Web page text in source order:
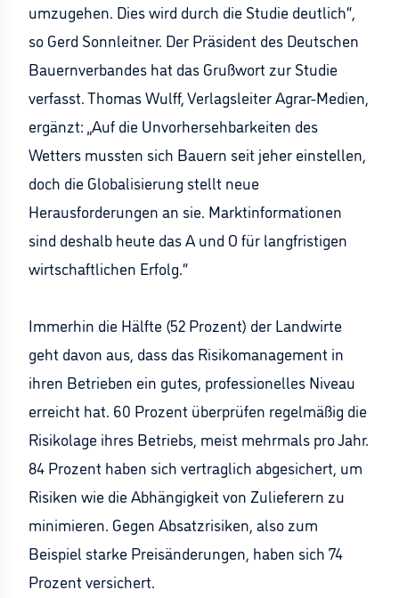
umzugehen. Dies wird durch die Studie deutlich“,
so Gerd Sonnleitner. Der Präsident des Deutschen
Bauernverbandes hat das Grußwort zur Studie
verfasst. Thomas Wulff, Verlagsleiter Agrar-Medien,
ergänzt: „Auf die Unvorhersehbarkeiten des
Wetters mussten sich Bauern seit jeher einstellen,
doch die Globalisierung stellt neue
Herausforderungen an sie. Marktinformationen
sind deshalb heute das A und O für langfristigen
wirtschaftlichen Erfolg.“
Immerhin die Hälfte (52 Prozent) der Landwirte
geht davon aus, dass das Risikomanagement in
ihren Betrieben ein gutes, professionelles Niveau
erreicht hat. 60 Prozent überprüfen regelmäßig die
Risikolage ihres Betriebs, meist mehrmals pro Jahr.
84 Prozent haben sich vertraglich abgesichert, um
Risiken wie die Abhängigkeit von Zulieferern zu
minimieren. Gegen Absatzrisiken, also zum
Beispiel starke Preisänderungen, haben sich 74
Prozent versichert.